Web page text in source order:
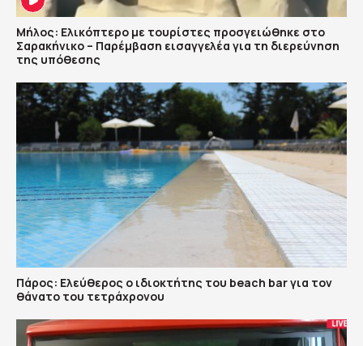
Μήλος: Ελικόπτερο με τουρίστες προσγειώθηκε στο
Σαρακήνικο – Παρέμβαση εισαγγελέα για τη διερεύνηση
της υπόθεσης
Πάρος: Ελεύθερος ο ιδιοκτήτης του beach bar για τον
θάνατο του τετράχρονου